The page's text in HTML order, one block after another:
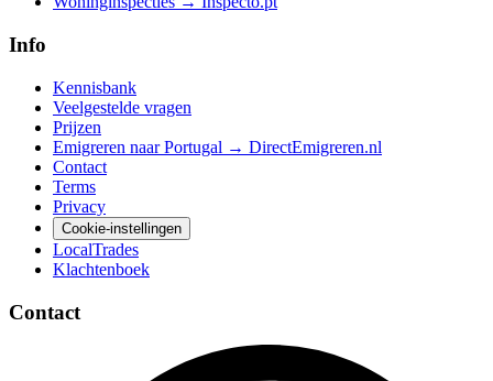
Info
Kennisbank
Veelgestelde vragen
Prijzen
Emigreren naar Portugal → DirectEmigreren.nl
Contact
Terms
Privacy
Cookie-instellingen
LocalTrades
Klachtenboek
Contact